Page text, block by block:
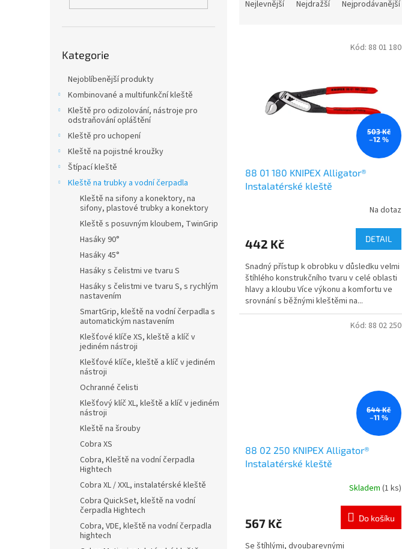
kategorie
Kategorie
Nejoblíbenější produkty
Kombinované a multifunkční kleště
Kleště pro odizolování, nástroje pro
odstraňování opláštění
Kleště pro uchopení
Kleště na pojistné kroužky
Štípací kleště
Kleště na trubky a vodní čerpadla
Kleště na sifony a konektory, na
sifony, plastové trubky a konektory
Kleště s posuvným kloubem, TwinGrip
Hasáky 90°
Hasáky 45°
Hasáky s čelistmi ve tvaru S
Hasáky s čelistmi ve tvaru S, s rychlým
nastavením
SmartGrip, kleště na vodní čerpadla s
automatickým nastavením
Klešťové klíče XS, kleště a klíč v
jediném nástroji
Klešťové klíče, kleště a klíč v jediném
nástroji
Ochranné čelisti
Klešťový klíč XL, kleště a klíč v jediném
nástroji
Kleště na šrouby
Cobra XS
Cobra, Kleště na vodní čerpadla
Hightech
Cobra XL / XXL, instalatérské kleště
Cobra QuickSet, kleště na vodní
čerpadla Hightech
Cobra, VDE, kleště na vodní čerpadla
hightech
Nejlevnější Nejdražší Nejprodávanější
503 Kč
–12 %
88 01 180 KNIPEX Alligator®
Instalatérské kleště
Na dotaz
442 Kč DETAIL
Snadný přístup k obrobku v důsledku velmi
štíhlého konstrukčního tvaru v celé oblasti
hlavy a kloubu Více výkonu a komfortu ve
srovnání s běžnými kleštěmi na...
Kód: 88 01 180
644 Kč
–11 %
88 02 250 KNIPEX Alligator®
Instalatérské kleště
Skladem (1 ks)
567 Kč Do košíku
Se štíhlými, dvoubarevnými
Kód: 88 02 250